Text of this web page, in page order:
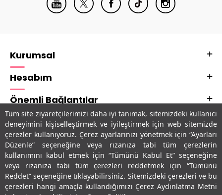
Tüm site ziyaretçilerimizi daha iyi tanımak, sitemizdeki kullanıcı
deneyimini kişiselleştirmek ve iyileştirmek için web sitemizde
çerezler kullanıyoruz. Çerez ayarlarınızı yönetmek için “Ayarları
Düzenle” seçeneğine veya rızanıza tabi tüm çerezlerin
kullanımını kabul etmek için “Tümünü Kabul Et” seçeneğine
veya rızanıza tabi tüm çerezleri reddetmek için “Tümünü
Reddet” seçeneğine tıklayabilirsiniz. Sitemizdeki çerezleri ve bu
çerezleri hangi amaçla kullandığımızı Çerez Aydınlatma Metni
Kurumsal
Hesabım
Önemli Bağlantılar
Adres & İletişim
Uygulamalarımız